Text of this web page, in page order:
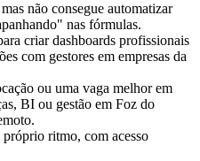
não consegue automatizar
nas fórmulas.
criar dashboards profissionais
com gestores em empresas da
ou uma vaga melhor em
BI ou gestão em Foz do
.
ritmo, com acesso